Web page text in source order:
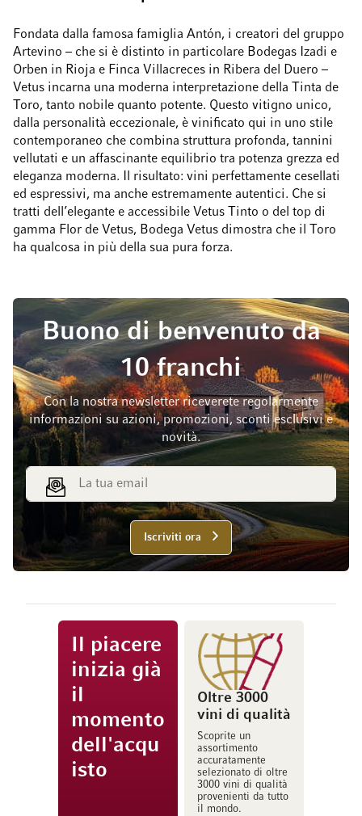
Fondata dalla famosa famiglia Antón, i creatori del gruppo
Artevino – che si è distinto in particolare Bodegas Izadi e
Orben in Rioja e Finca Villacreces in Ribera del Duero –
Vetus incarna una moderna interpretazione della Tinta de
Toro, tanto nobile quanto potente. Questo vitigno unico,
dalla personalità eccezionale, è vinificato qui in uno stile
contemporaneo che combina struttura profonda, tannini
vellutati e un affascinante equilibrio tra potenza grezza ed
eleganza moderna. Il risultato: vini perfettamente cesellati
ed espressivi, ma anche estremamente autentici. Che si
tratti dell’elegante e accessibile Vetus Tinto o del top di
gamma Flor de Vetus, Bodega Vetus dimostra che il Toro
ha qualcosa in più della sua pura forza.
Buono di benvenuto da
10 franchi
Con la nostra newsletter riceverete regolarmente
informazioni su azioni, promozioni, sconti esclusivi e
novità.
Indirizzo email
Iscriviti ora
Il piacere
inizia già
il
momento
dell'acqu
isto
Oltre 3000
vini di qualità
Scoprite un
assortimento
accuratamente
selezionato di oltre
3000 vini di qualità
provenienti da tutto
il mondo.